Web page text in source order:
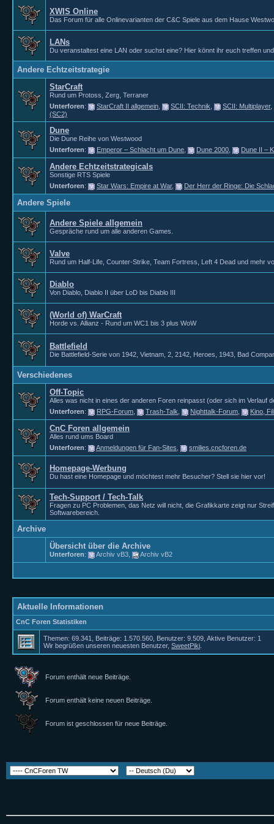
XWIS Online
Das Forum für alle Onlinevarianten der C&C Spiele aus dem Hause
LANs
Du veranstaltest eine LAN oder suchst eine? Hier könnt ihr euch treffen
Andere Echtzeitstrategie
StarCraft
Rund um Protoss, Zerg, Terraner
Unterforen: StarCraft II allgemein SCII: Technik SCII: Multiplayer,
(SC2)
Dune
Die Dune Reihe von Westwood
Unterforen: Emperor – Schlacht um Dune Dune 2000 Dune II –
Andere Echtzeitstrategicals
Sonstige RTS Spiele
Unterforen: Star Wars: Empire at War, Der Herr der Ringe: Die
Andere Spiele
Andere Spiele allgemein
Gespräche rund um alle anderen Games.
Valve
Rund um Half-Life, Counter-Strike, Team Fortress, Left 4 Dead und mehr
Diablo
Von Diablo, Diablo II über LoD bis Diablo III
(World of) WarCraft
Horde vs. Allianz - Rund um WC1 bis 3 plus WoW
Battlefield
Die Battlefield-Serie von 1942, Vietnam, 2, 2142, Heroes, 1943, Bad
Verschiedenes
Off-Topic
Alles was nicht in eines der anderen Foren reinpasst (oder sich im Verlauf
Unterforen: RPG-Forum Trash-Talk Nighttalk-Forum Kino,
CnC Foren allgemein
Alles rund ums Board
Unterforen: Anmeldungen für Fan-Sites smilies.cncforen.de
Homepage-Werbung
Du hast eine Homepage und möchtest mehr Besucher? Stell sie hier vor!
Tech-Support / Tech-Talk
Fragen zu PC Problemen, das Netz will nicht, die Grafikkarte zeigt nur
Softwarebereich.
Archive
Übersicht über die Archive
Unterforen: Archiv vB3 Archiv vB2
Aktuelle Informationen
CnC Foren Statistiken
Themen: 69.341, Beiträge: 1.570.560, Benutzer: 9.509, Aktive Benutzer: 1
Wir begrüßen unseren neuesten Benutzer, SweetPiki
Forum enthält neue Beiträge.
Forum enthält keine neuen Beiträge.
Forum ist geschlossen für neue Beiträge.